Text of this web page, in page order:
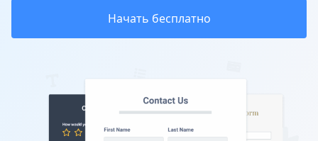
Начать бесплатно